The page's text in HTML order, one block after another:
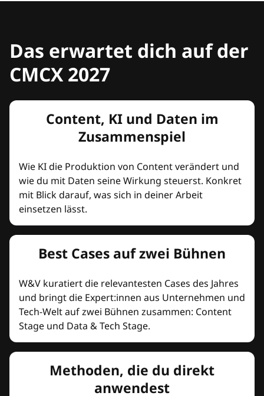
Das erwartet dich auf der
CMCX 2027
Content, KI und Daten im
Zusammenspiel
Wie KI die Produktion von Content verändert und
wie du mit Daten seine Wirkung steuerst. Konkret
mit Blick darauf, was sich in deiner Arbeit
einsetzen lässt.
Best Cases auf zwei Bühnen
W&V kuratiert die relevantesten Cases des Jahres
und bringt die Expert:innen aus Unternehmen und
Tech-Welt auf zwei Bühnen zusammen: Content
Stage und Data & Tech Stage.
Methoden, die du direkt
anwendest